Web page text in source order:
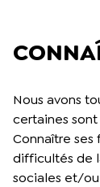
Nous avons
certaines
Connaître
difficultés de
sociales et/